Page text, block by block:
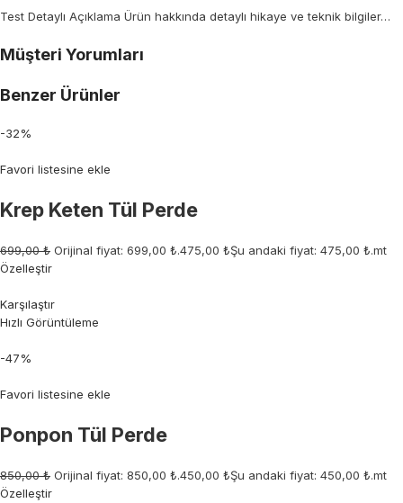
Test Detaylı Açıklama Ürün hakkında detaylı hikaye ve teknik bilgiler…
Müşteri Yorumları
Benzer Ürünler
-32%
Favori listesine ekle
Krep Keten Tül Perde
699,00 ₺ Orijinal fiyat: 699,00 ₺.475,00 ₺Şu andaki fiyat: 475,00 ₺.mt
Özelleştir
Karşılaştır
Hızlı Görüntüleme
-47%
Favori listesine ekle
Ponpon Tül Perde
850,00 ₺ Orijinal fiyat: 850,00 ₺.450,00 ₺Şu andaki fiyat: 450,00 ₺.mt
Özelleştir